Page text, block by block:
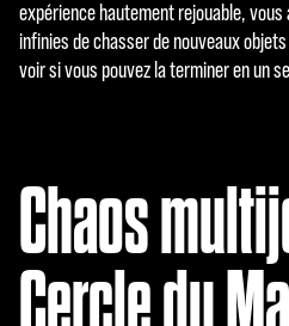
expérience hautement rejouable,
infinies de chasser de nouveaux
voir si vous pouvez la terminer en un
Chaos
Cercle du